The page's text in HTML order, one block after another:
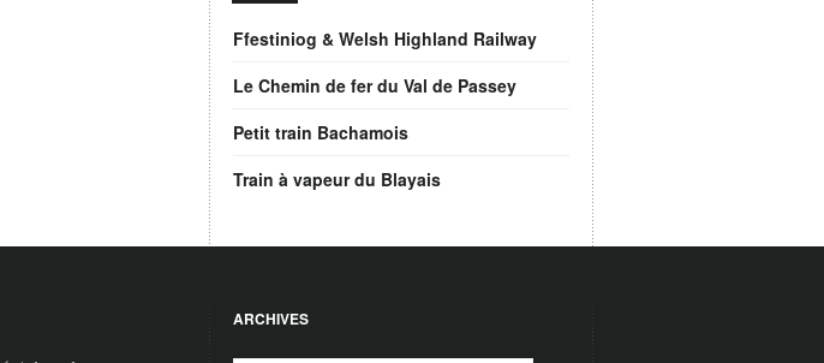
Ffestiniog & Welsh Highland Railway
Le Chemin de fer du Val de Passey
Petit train Bachamois
Train à vapeur du Blayais
ARCHIVES